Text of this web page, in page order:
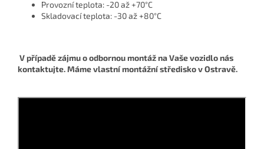
Provozní teplota: -20 až +70°C
Skladovací teplota: -30 až +80°C
V případě zájmu o odbornou montáž na Vaše vozidlo nás
kontaktujte. Máme vlastní montážní středisko v Ostravě.